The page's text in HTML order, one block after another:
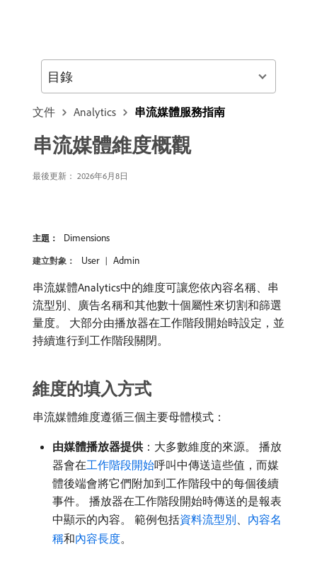
文件 Analytics 串流媒體服務指南
串流媒體維度概觀
最後更新： 2026年6月8日
主題： Dimensions
建立對象： User Admin
串流媒體Analytics中的維度可讓您依內容名稱、串
流型別、廣告名稱和其他數十個屬性來切割和篩選
量度。 大部分由播放器在工作階段開始時設定，並
持續進行到工作階段關閉。
維度的填入方式
串流媒體維度遵循三個主要母體模式：
由媒體播放器提供 ：大多數維度的來源。 播放
器會在工作階段開始呼叫中傳送這些值，而媒
體後端會將它們附加到工作階段中的每個後續
事件。 播放器在工作階段開始時傳送的是報表
中顯示的內容。 範例包括資料流型別、 內容名
稱和內容長度。
目錄